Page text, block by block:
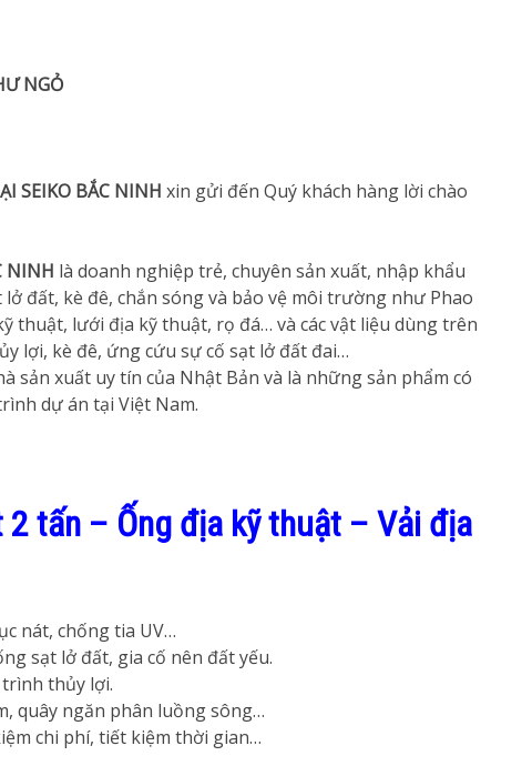
NGỎ
SEIKO BẮC NINH xin gửi đến Quý khách hàng lời chào
NINH là doanh nghiệp trẻ, chuyên sản xuất, nhập khẩu
đất, kè đê, chắn sóng và bảo vệ môi trường như Phao
thuật, lưới địa kỹ thuật, rọ đá… và các vật liệu dùng trên
lợi, kè đê, ứng cứu sự cố sạt lở đất đai…
sản xuất uy tín của Nhật Bản và là những sản phẩm có
dự án tại Việt Nam.
tấn – Ống địa kỹ thuật – Vải địa
nát, chống tia UV…
sạt lở đất, gia cố nên đất yếu.
trình thủy lợi.
quây ngăn phân luồng sông…
chi phí, tiết kiệm thời gian…